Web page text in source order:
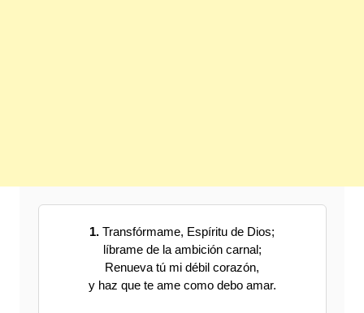
1. Transfórmame, Espíritu de Dios;
líbrame de la ambición carnal;
Renueva tú mi débil corazón,
y haz que te ame como debo amar.